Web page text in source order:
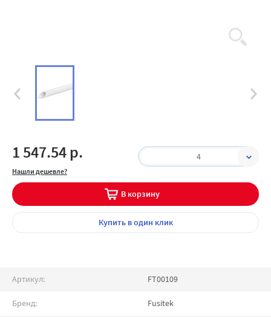
1 547.54 р.
Нашли дешевле?
4
В корзину
Купитьв один клик
Артикул: FT00109
Бренд: Fusitek